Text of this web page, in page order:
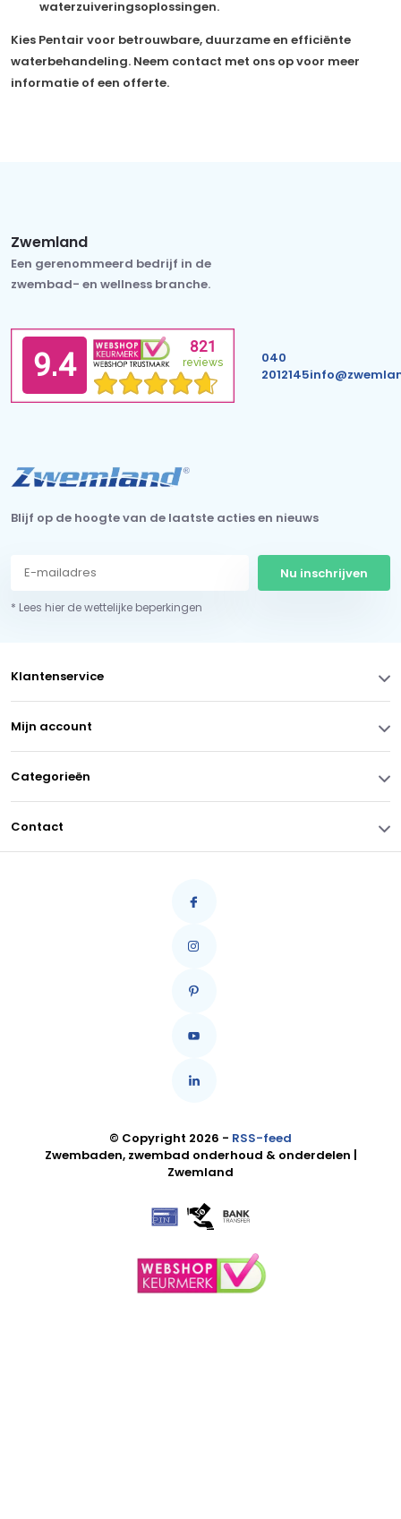
waterzuiveringsoplossingen.
Kies Pentair voor betrouwbare, duurzame en efficiënte
waterbehandeling. Neem contact met ons op voor meer
informatie of een offerte.
Zwemland
Een gerenommeerd bedrijf in de
zwembad- en wellness branche.
040
2012145
Blijf op de hoogte van de laatste acties en nieuws
Nu inschrijven
* Lees hier de wettelijke beperkingen
Klantenservice
Mijn account
Categorieën
Contact
© Copyright 2026 - RSS-feed
Zwembaden, zwembad onderhoud & onderdelen |
Zwemland